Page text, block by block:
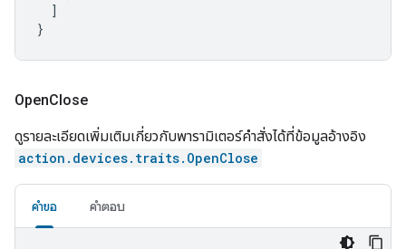
]
}
OpenClose
ดูรายละเอียดเพิ่มเติมเกี่ยวกับพารามิเตอร์คำสั่งได้ที่ข้อมูลอ้างอิง
action.devices.traits.OpenClose
คำขอ คำตอบ